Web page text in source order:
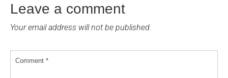
Leave a comment
Your email address will not be published.
Comment *